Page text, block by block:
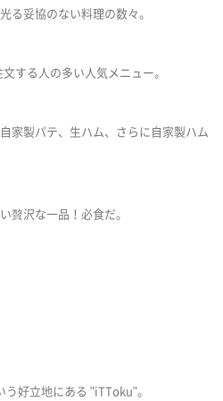
る妥協のない料理の数々。
する人の多い人気メニュー。
家製パテ、生ハム、さらに自家製ハム
贅沢な一品！必食だ。
う好立地にある "iTToku"。